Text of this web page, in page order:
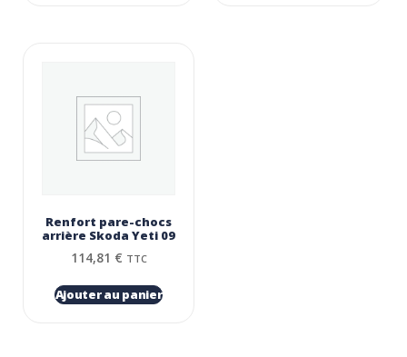
Renfort pare-chocs
arrière Skoda Yeti 09
114,81 € TTC
Ajouter au panier